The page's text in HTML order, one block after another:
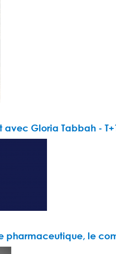
avec Gloria Tabbah -
pharmaceutique, le